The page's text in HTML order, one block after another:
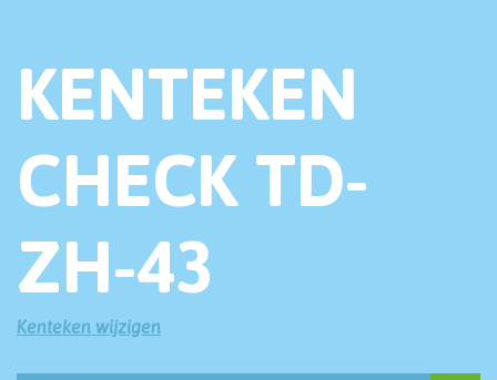
KENTEKEN
CHECK TD-
ZH-43
Kenteken wijzigen